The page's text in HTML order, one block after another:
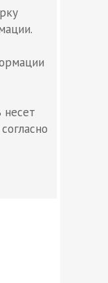
несет
согласно